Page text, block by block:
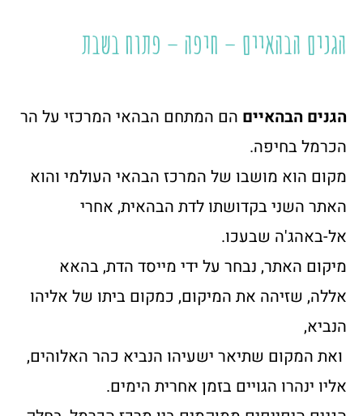
הגנים הבהאיים – חיפה – פתוח בשבת
הגנים הבהאיים הם המתחם הבהאי המרכזי על הר
הכרמל בחיפה.
מקום הוא מושבו של המרכז הבהאי העולמי והוא
האתר השני בקדושתו לדת הבהאית, אחרי
אל-באהג'ה שבעכו.
מיקום האתר, נבחר על ידי מייסד הדת, בהאא
אללה, שזיהה את המיקום, כמקום ביתו של אליהו
הנביא,
ואת המקום שתיאר ישעיהו הנביא כהר האלוהים,
אליו ינהרו הגויים בזמן אחרית הימים.